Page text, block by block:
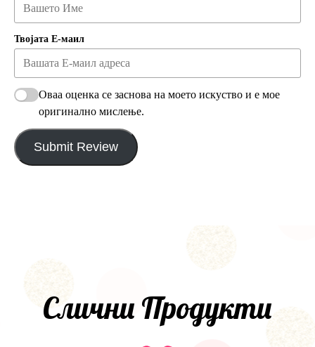
Твојата Е-маил
Оваа оценка се заснова на моето искуство и е мое
оригинално мислење.
Submit Review
Слични Продукти